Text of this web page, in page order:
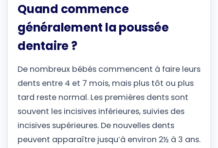
Quand commence
généralement la poussée
dentaire ?
De nombreux bébés commencent à faire leurs
dents entre 4 et 7 mois, mais plus tôt ou plus
tard reste normal. Les premières dents sont
souvent les incisives inférieures, suivies des
incisives supérieures. De nouvelles dents
peuvent apparaître jusqu’à environ 2½ à 3 ans.